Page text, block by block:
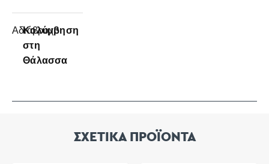
Αδιάβροχο
Κολύμβηση
στη
Θάλασσα
ΣΧΕΤΙΚΑ ΠΡΟΪΟΝΤΑ